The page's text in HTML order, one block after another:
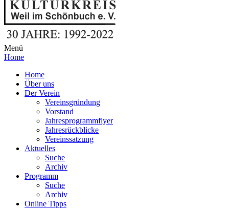
Menü
Home
Home
Über uns
Der Verein
Vereinsgründung
Vorstand
Jahresprogrammflyer
Jahresrückblicke
Vereinssatzung
Aktuelles
Suche
Archiv
Programm
Suche
Archiv
Online Tipps